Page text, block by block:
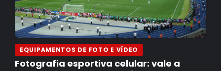
EQUIPAMENTOS DE FOTO E VÍDEO
Fotografia esportiva celular: vale a